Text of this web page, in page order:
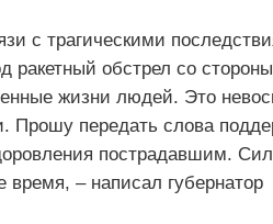
с трагическими
ракетный обстрел со стороны
жизни людей. Это
Прошу передать слова
пострадавшим.
– написал губернатор